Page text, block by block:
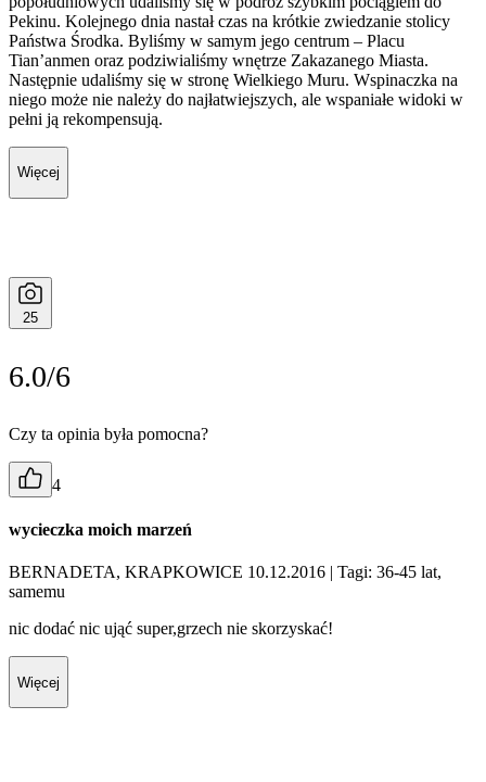
Pekinu. Kolejnego dnia nastał czas na krótkie zwiedzanie stolicy
Państwa Środka. Byliśmy w samym jego centrum – Placu
Tian’anmen oraz podziwialiśmy wnętrze Zakazanego Miasta.
Następnie udaliśmy się w stronę Wielkiego Muru. Wspinaczka na
niego może nie należy do najłatwiejszych, ale wspaniałe widoki w
pełni ją rekompensują.
Więcej
25
6.0/6
Czy ta opinia była pomocna?
4
wycieczka moich marzeń
BERNADETA, KRAPKOWICE 10.12.2016 | Tagi: 36-45 lat,
samemu
nic dodać nic ująć super,grzech nie skorzyskać!
Więcej